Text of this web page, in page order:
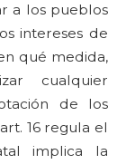
a los pueblos
intereses de
qué medida,
cualquier
de los
16 regula el
implica la